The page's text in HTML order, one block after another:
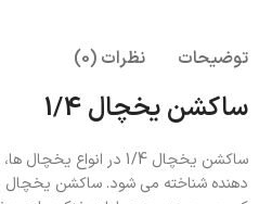
توضیحات نظرات (0)
ساکشن یخچال 1/4
ساکشن یخچال 1/4 در انواع
دهنده شناخته می شود. ساکشن یخچال